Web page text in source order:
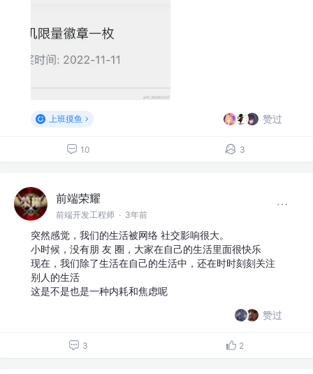
上班摸鱼 赞过
10 3
前端荣耀
前端开发工程师 · 3年前
突然感觉，我们的生活被网络 社交影响很大。
小时候，没有朋 友 圈，大家在自己的生活里面很快乐
现在，我们除了生活在自己的生活中，还在时时刻刻关注
别人的生活
这是不是也是一种内耗和焦虑呢
赞过
3 2